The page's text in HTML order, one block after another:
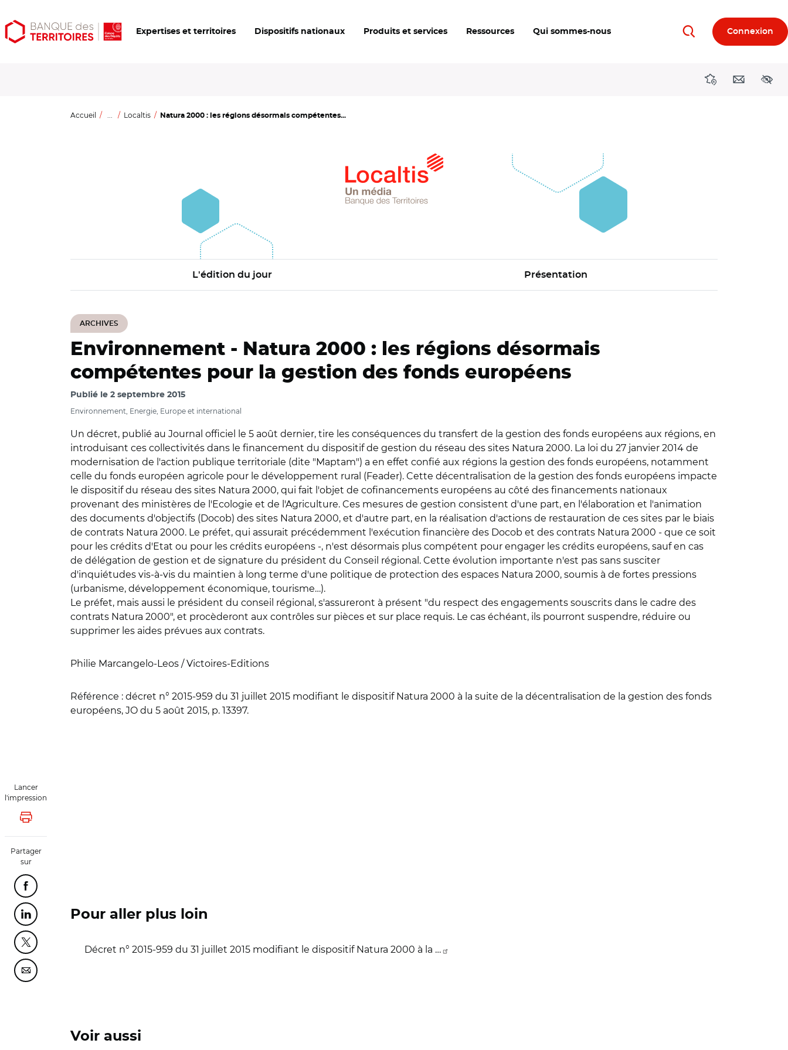
Aller
au
Aller
au
Ouvrir
les
Expertises et territoires Dispositifs nationaux Produits et services Ressources Qui sommes-nous RechercherConnexion
DirectionsContact
Accueil ... Localtis Natura 2000 : les régions désormais compétentes...
L'édition du jour Présentation
ARCHIVES
Lancer
l'impression
Lancer l'impression
Partager
sur
Partager cette page sur Facebook
Partager cette page sur Linkedin
Partager cette page sur Twitter
Partager cette page sur Courriel
Environnement - Natura 2000 : les régions désormais
compétentes pour la gestion des fonds européens
Publié le 2 septembre 2015
Environnement, Energie, Europe et international
Un décret, publié au Journal officiel le 5 août dernier, tire les conséquences du transfert de la gestion des fonds européens aux régions, en
introduisant ces collectivités dans le financement du dispositif de gestion du réseau des sites Natura 2000. La loi du 27 janvier 2014 de
modernisation de l'action publique territoriale (dite "Maptam") a en effet confié aux régions la gestion des fonds européens, notamment
celle du fonds européen agricole pour le développement rural (Feader). Cette décentralisation de la gestion des fonds européens impacte
le dispositif du réseau des sites Natura 2000, qui fait l'objet de cofinancements européens au côté des financements nationaux
provenant des ministères de l'Ecologie et de l'Agriculture. Ces mesures de gestion consistent d'une part, en l'élaboration et l'animation
des documents d'objectifs (Docob) des sites Natura 2000, et d'autre part, en la réalisation d'actions de restauration de ces sites par le biais
de contrats Natura 2000. Le préfet, qui assurait précédemment l'exécution financière des Docob et des contrats Natura 2000 - que ce soit
pour les crédits d'Etat ou pour les crédits européens -, n'est désormais plus compétent pour engager les crédits européens, sauf en cas
de délégation de gestion et de signature du président du Conseil régional. Cette évolution importante n'est pas sans susciter
d'inquiétudes vis-à-vis du maintien à long terme d'une politique de protection des espaces Natura 2000, soumis à de fortes pressions
(urbanisme, développement économique, tourisme…).
Le préfet, mais aussi le président du conseil régional, s'assureront à présent "du respect des engagements souscrits dans le cadre des
contrats Natura 2000", et procèderont aux contrôles sur pièces et sur place requis. Le cas échéant, ils pourront suspendre, réduire ou
supprimer les aides prévues aux contrats.
Philie Marcangelo-Leos / Victoires-Editions
Référence : décret n° 2015-959 du 31 juillet 2015 modifiant le dispositif Natura 2000 à la suite de la décentralisation de la gestion des fonds
européens, JO du 5 août 2015, p. 13397.
Pour aller plus loin
Décret n° 2015-959 du 31 juillet 2015 modifiant le dispositif Natura 2000 à la …
Voir aussi